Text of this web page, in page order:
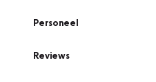
Personeel
Reviews